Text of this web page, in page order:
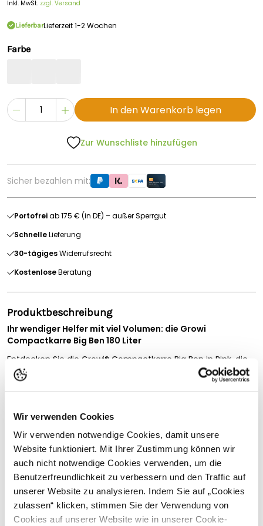
Wir verwenden Cookies
Wir verwenden notwendige Cookies, damit unsere
Website funktioniert. Mit Ihrer Zustimmung können wir
auch nicht notwendige Cookies verwenden, um die
Benutzerfreundlichkeit zu verbessern und den Traffic auf
unserer Website zu analysieren. Indem Sie auf „Cookies
zulassen“ klicken, stimmen Sie der Verwendung von
Cookies auf unserer Website wie in unserer Cookie-
Inkl. MwSt. zzgl. Versand
LieferbarLieferzeit 1-2 Wochen
Farbe
In den Warenkorb legen
Zur Wunschliste hinzufügen
Sicher bezahlen mit:
Portofreiab 175 € (in DE) – außer Sperrgut
SchnelleLieferung
30-tägigesWiderrufsrecht
KostenloseBeratung
Produktbeschreibung
Ihr wendiger Helfer mit viel Volumen: die Growi
Compactkarre Big Ben 180 Liter
Entdecken Sie die Growi® Compactkarre Big Ben in Pink, die
ideale Lösung für den täglichen Einsatz im Stall, auf dem
Hof, im Garten oder rund um Gebäude. Mit ihrem
Einstreu, Laub, Gartenabfällen und vielen weiteren
Materialien.
Diestabile PE-Muldeist pflegeleicht und für den
regelmäßigen Einsatz konzipiert. Dasfeuerverzinkte
Untergestell
sorgt für hohe Stabilität und schützt
zuverlässig vor Korrosion. Dadurch ist die Compactkarre Big
Ben bestens für anspruchsvolle Arbeiten und wechselnde
Wetterbedingungen geeignet.
Vollständige Beschreibung lesen
Kundenbewertungen